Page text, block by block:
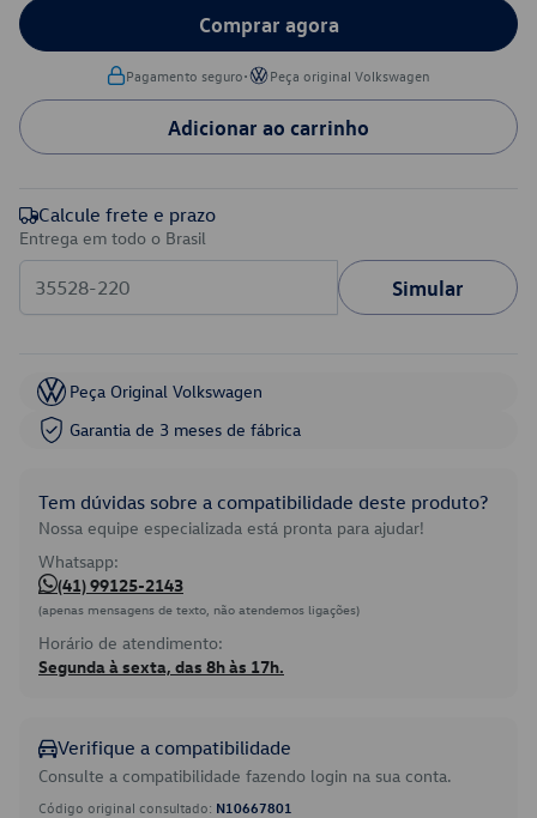
Comprar agora
Pagamento seguro• Peça original Volkswagen
Adicionar ao carrinho
Calcule frete e prazo
Entrega em todo o Brasil
Simular
Peça Original Volkswagen
Garantia de 3 meses de fábrica
Tem dúvidas sobre a compatibilidade deste produto?
Nossa equipe especializada está pronta para ajudar!
Whatsapp:
(41) 99125-2143
(apenas mensagens de texto, não atendemos ligações)
Horário de atendimento:
Segunda à sexta, das 8h às 17h.
Verifique a compatibilidade
Consulte a compatibilidade fazendo login na sua conta.
Código original consultado: N10667801